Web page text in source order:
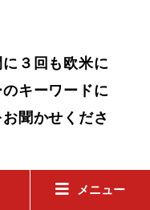
メニュー
３回も欧米に
キーワードに
聞かせくださ